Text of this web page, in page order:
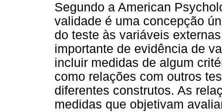
Segundo a American
validade é uma concepção
do teste às variáveis
importante de evidência de
incluir medidas de algum
como relações com outros
diferentes construtos. As
medidas que objetivam